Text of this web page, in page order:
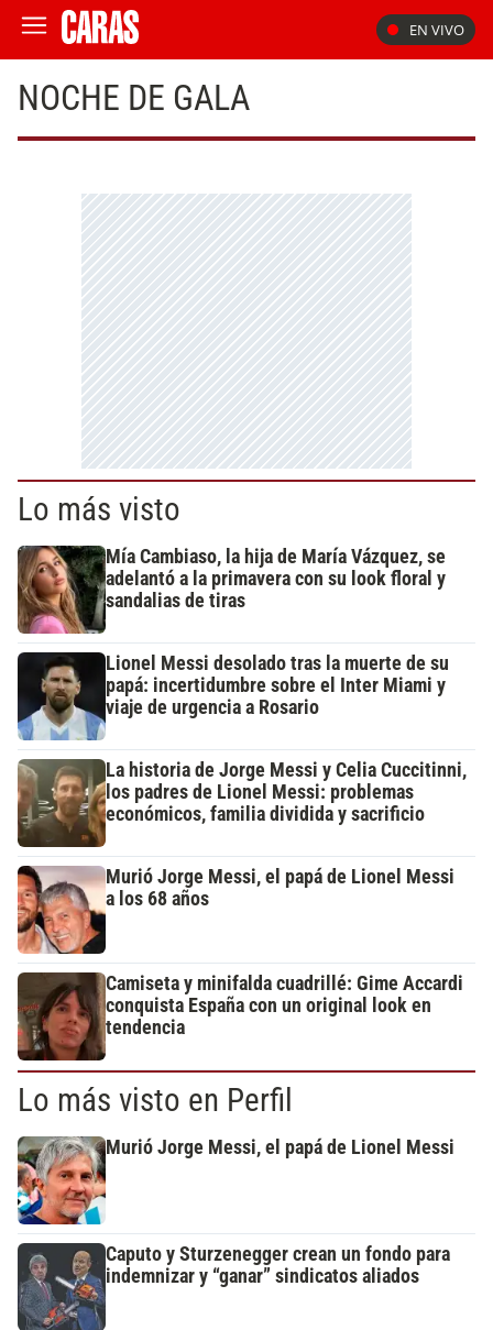
EN VIVO
NOCHE DE GALA
Lo más visto
Mía Cambiaso, la hija de María Vázquez, se
adelantó a la primavera con su look floral y
sandalias de tiras
Lionel Messi desolado tras la muerte de su
papá: incertidumbre sobre el Inter Miami y
viaje de urgencia a Rosario
La historia de Jorge Messi y Celia Cuccitinni,
los padres de Lionel Messi: problemas
económicos, familia dividida y sacrificio
Murió Jorge Messi, el papá de Lionel Messi
a los 68 años
Camiseta y minifalda cuadrillé: Gime Accardi
conquista España con un original look en
tendencia
Lo más visto en Perfil
Murió Jorge Messi, el papá de Lionel Messi
Caputo y Sturzenegger crean un fondo para
indemnizar y “ganar” sindicatos aliados